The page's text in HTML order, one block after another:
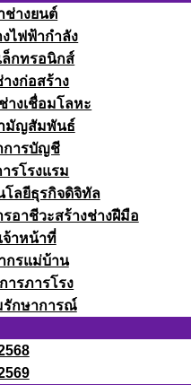
ช่างยนต์
ไฟฟ้ากำลัง
ล็กทรอนิกส์
งก่อสร้าง
างเชื่อมโลหะ
มัญสัมพันธ์
การบัญชี
รโรงแรม
โลยีธุรกิจดิจิทัล
อาชีวะสร้างช่างฝีมือ
จ้าหน้าที่
กรแม่บ้าน
ารภารโรง
รักษาการณ์